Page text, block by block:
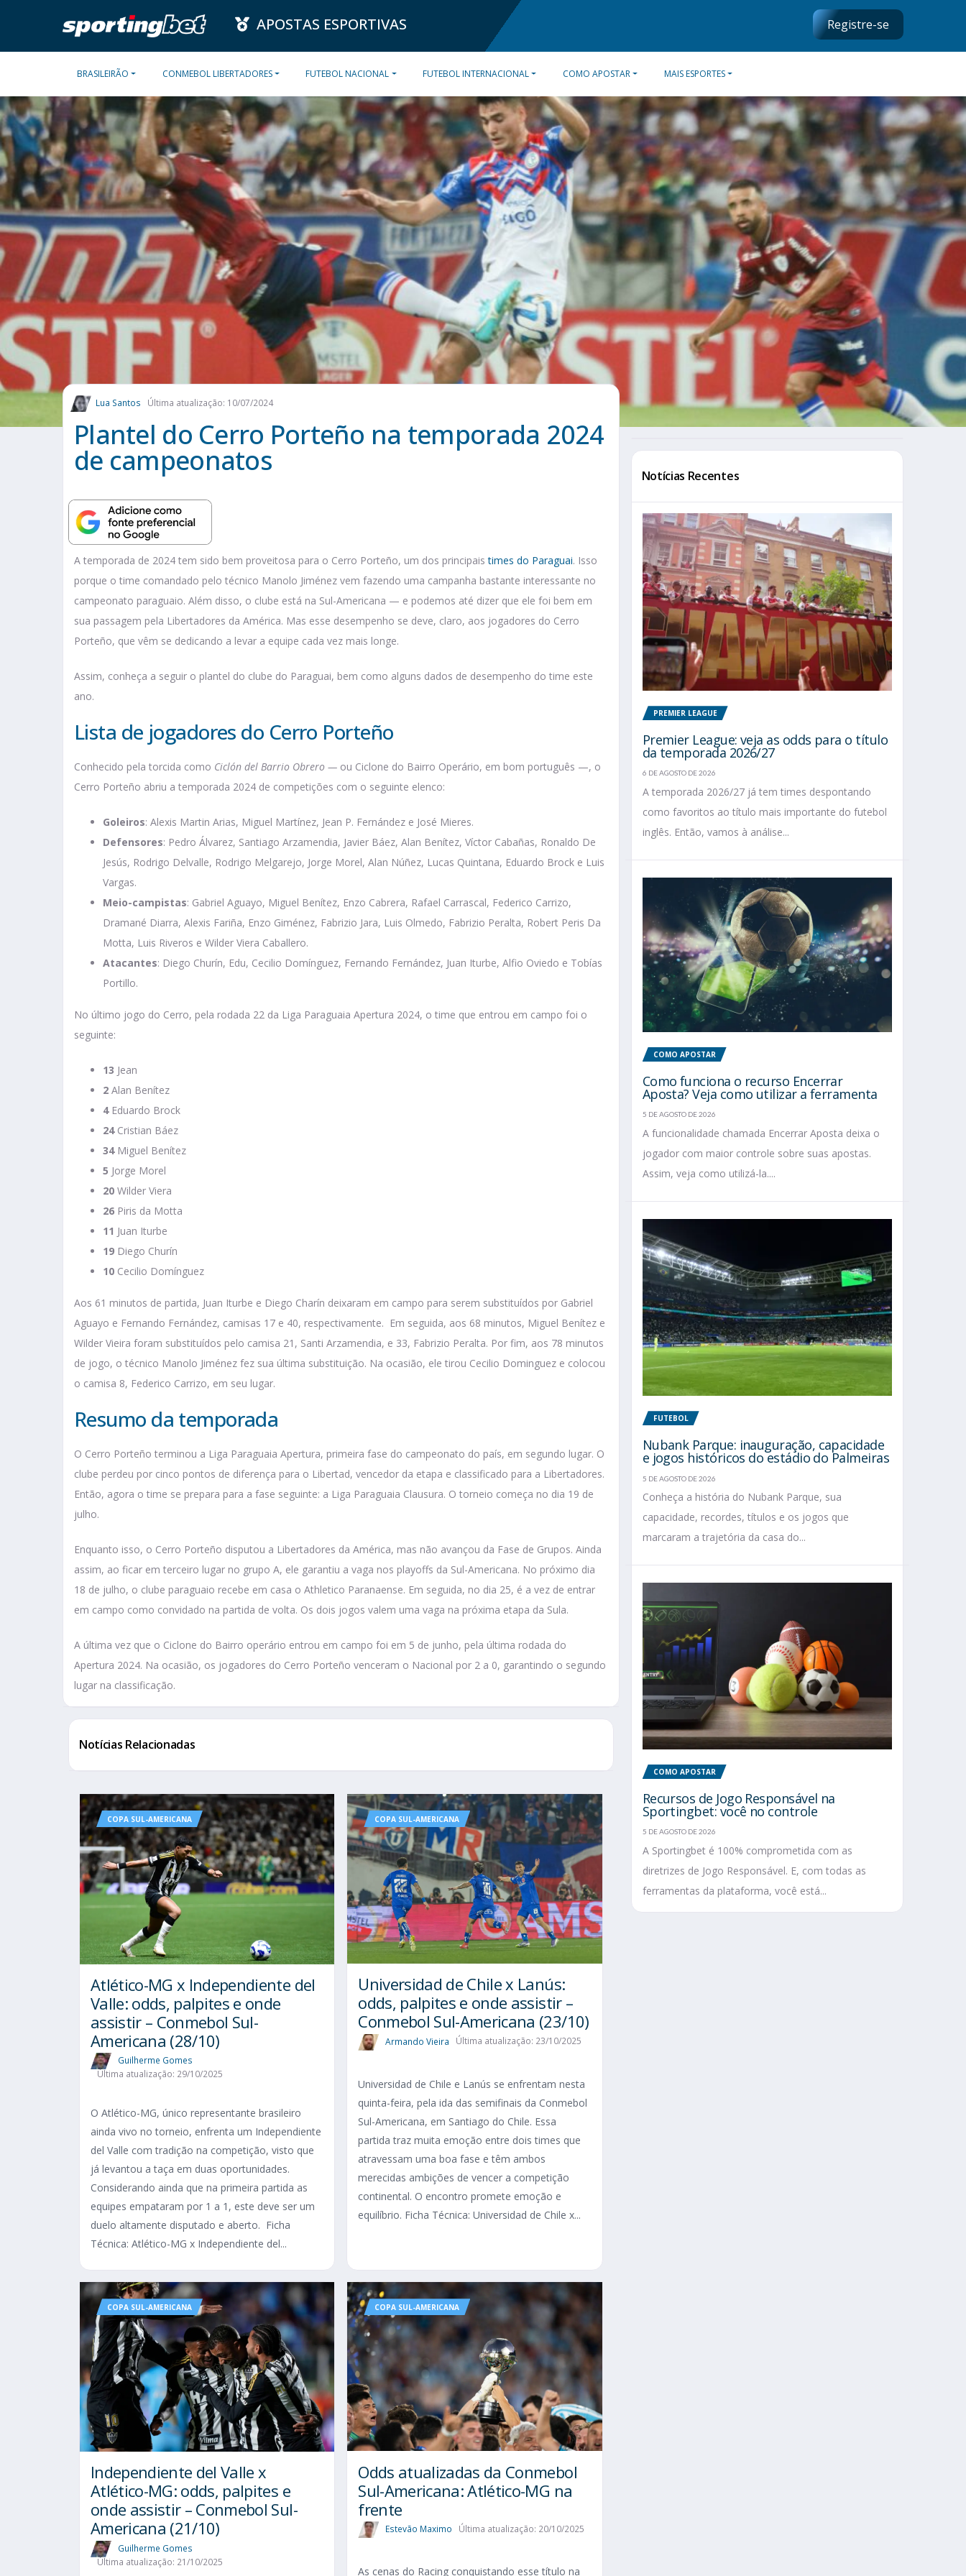
APOSTAS ESPORTIVAS Registre-se
BRASILEIRÃO CONMEBOL LIBERTADORES FUTEBOL NACIONAL FUTEBOL INTERNACIONAL COMO APOSTAR MAIS ESPORTES
Lua Santos Última atualização: 10/07/2024
Plantel do Cerro Porteño na temporada 2024
de campeonatos
A temporada de 2024 tem sido bem proveitosa para o Cerro Porteño, um dos principaistimes do Paraguai. Isso
porque o time comandado pelo técnico Manolo Jiménez vem fazendo uma campanha bastante interessante no
campeonato paraguaio. Além disso, o clube está na Sul-Americana — e podemos até dizer que ele foi bem em
sua passagem pela Libertadores da América. Mas esse desempenho se deve, claro, aos jogadores do Cerro
Porteño, que vêm se dedicando a levar a equipe cada vez mais longe.
Assim, conheça a seguir o plantel do clube do Paraguai, bem como alguns dados de desempenho do time este
ano.
Lista de jogadores do Cerro Porteño
Conhecido pela torcida como Ciclón del Barrio Obrero — ou Ciclone do Bairro Operário, em bom português —, o
Cerro Porteño abriu a temporada 2024 de competições com o seguinte elenco:
Goleiros: Alexis Martin Arias, Miguel Martínez, Jean P. Fernández e José Mieres.
Defensores: Pedro Álvarez, Santiago Arzamendia, Javier Báez, Alan Benítez, Víctor Cabañas, Ronaldo De
Jesús, Rodrigo Delvalle, Rodrigo Melgarejo, Jorge Morel, Alan Núñez, Lucas Quintana, Eduardo Brock e Luis
Vargas.
Meio-campistas: Gabriel Aguayo, Miguel Benítez, Enzo Cabrera, Rafael Carrascal, Federico Carrizo,
Dramané Diarra, Alexis Fariña, Enzo Giménez, Fabrizio Jara, Luis Olmedo, Fabrizio Peralta, Robert Peris Da
Motta, Luis Riveros e Wilder Viera Caballero.
Atacantes: Diego Churín, Edu, Cecilio Domínguez, Fernando Fernández, Juan Iturbe, Alfio Oviedo e Tobías
Portillo.
No último jogo do Cerro, pela rodada 22 da Liga Paraguaia Apertura 2024, o time que entrou em campo foi o
seguinte:
13 Jean
2 Alan Benítez
4 Eduardo Brock
24Cristian Báez
34 Miguel Benítez
5 Jorge Morel
20 Wilder Viera
26 Piris da Motta
11 Juan Iturbe
19 Diego Churín
10 Cecilio Domínguez
Aos 61 minutos de partida, Juan Iturbe e Diego Charín deixaram em campo para serem substituídos por Gabriel
Aguayo e Fernando Fernández, camisas 17 e 40, respectivamente. Em seguida, aos 68 minutos, Miguel Benítez e
Wilder Vieira foram substituídos pelo camisa 21, Santi Arzamendia, e 33, Fabrizio Peralta. Por fim, aos 78 minutos
de jogo, o técnico Manolo Jiménez fez sua última substituição. Na ocasião, ele tirou Cecilio Dominguez e colocou
o camisa 8, Federico Carrizo, em seu lugar.
Resumo da temporada
O Cerro Porteño terminou a Liga Paraguaia Apertura, primeira fase do campeonato do país, em segundo lugar. O
clube perdeu por cinco pontos de diferença para o Libertad, vencedor da etapa e classificado para a Libertadores.
Então, agora o time se prepara para a fase seguinte: a Liga Paraguaia Clausura. O torneio começa no dia 19 de
julho.
Enquanto isso, o Cerro Porteño disputou a Libertadores da América, mas não avançou da Fase de Grupos. Ainda
assim, ao ficar em terceiro lugar no grupo A, ele garantiu a vaga nos playoffs da Sul-Americana. No próximo dia
18 de julho, o clube paraguaio recebe em casa o Athletico Paranaense. Em seguida, no dia 25, é a vez de entrar
em campo como convidado na partida de volta. Os dois jogos valem uma vaga na próxima etapa da Sula.
A última vez que o Ciclone do Bairro operário entrou em campo foi em 5 de junho, pela última rodada do
Apertura 2024. Na ocasião, os jogadores do Cerro Porteño venceram o Nacional por 2 a 0, garantindo o segundo
lugar na classificação.
Notícias Relacionadas
COPA SUL-AMERICANA
Atlético-MG x Independiente del
Valle: odds, palpites e onde
assistir – Conmebol Sul-
Americana (28/10)
Guilherme Gomes
Última atualização: 29/10/2025
O Atlético-MG, único representante brasileiro
ainda vivo no torneio, enfrenta um Independiente
del Valle com tradição na competição, visto que
já levantou a taça em duas oportunidades.
Considerando ainda que na primeira partida as
equipes empataram por 1 a 1, este deve ser um
duelo altamente disputado e aberto. Ficha
Técnica: Atlético-MG x Independiente del...
COPA SUL-AMERICANA
Universidad de Chile x Lanús:
odds, palpites e onde assistir –
Conmebol Sul-Americana (23/10)
Armando Vieira Última atualização: 23/10/2025
Universidad de Chile e Lanús se enfrentam nesta
quinta-feira, pela ida das semifinais da Conmebol
Sul-Americana, em Santiago do Chile. Essa
partida traz muita emoção entre dois times que
atravessam uma boa fase e têm ambos
merecidas ambições de vencer a competição
continental. O encontro promete emoção e
equilíbrio. Ficha Técnica: Universidad de Chile x...
COPA SUL-AMERICANA
Independiente del Valle x
Atlético-MG: odds, palpites e
onde assistir – Conmebol Sul-
Americana (21/10)
Guilherme Gomes
Última atualização: 21/10/2025
COPA SUL-AMERICANA
Odds atualizadas da Conmebol
Sul-Americana: Atlético-MG na
frente
Estevão Maximo Última atualização: 20/10/2025
As cenas do Racing conquistando esse título na
Notícias Recentes
PREMIER LEAGUE
Premier League: veja as odds para o título
da temporada 2026/27
6 DE AGOSTO DE 2026
A temporada 2026/27 já tem times despontando
como favoritos ao título mais importante do futebol
inglês. Então, vamos à análise...
COMO APOSTAR
Como funciona o recurso Encerrar
Aposta? Veja como utilizar a ferramenta
5 DE AGOSTO DE 2026
A funcionalidade chamada Encerrar Aposta deixa o
jogador com maior controle sobre suas apostas.
Assim, veja como utilizá-la....
FUTEBOL
Nubank Parque: inauguração, capacidade
e jogos históricos do estádio do Palmeiras
5 DE AGOSTO DE 2026
Conheça a história do Nubank Parque, sua
capacidade, recordes, títulos e os jogos que
marcaram a trajetória da casa do...
COMO APOSTAR
Recursos de Jogo Responsável na
Sportingbet: você no controle
5 DE AGOSTO DE 2026
A Sportingbet é 100% comprometida com as
diretrizes de Jogo Responsável. E, com todas as
ferramentas da plataforma, você está...